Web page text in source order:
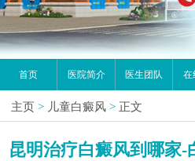
首页 医院简介 医生团队 在
主页 > 儿童白癜风 > 正文
昆明治疗白癜风到哪家